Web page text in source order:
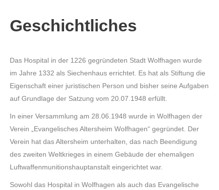
Geschichtliches
Das Hospital in der 1226 gegründeten Stadt Wolfhagen wurde
im Jahre 1332 als Siechenhaus errichtet. Es hat als Stiftung die
Eigenschaft einer juristischen Person und bisher seine Aufgaben
auf Grundlage der Satzung vom 20.07.1948 erfüllt.
In einer Versammlung am 28.06.1948 wurde in Wolfhagen der
Verein „Evangelisches Altersheim Wolfhagen“ gegründet. Der
Verein hat das Altersheim unterhalten, das nach Beendigung
des zweiten Weltkrieges in einem Gebäude der ehemaligen
Luftwaffenmunitionshauptanstalt eingerichtet war.
Sowohl das Hospital in Wolfhagen als auch das Evangelische